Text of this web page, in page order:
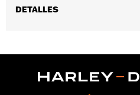
DETALLES
Instrucciones de instalación